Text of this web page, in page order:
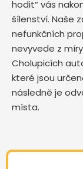
hodit“ vás
šílenství. Naše
nefunkčních
nevyvede z
Cholupicích
které jsou
následně je
místa.